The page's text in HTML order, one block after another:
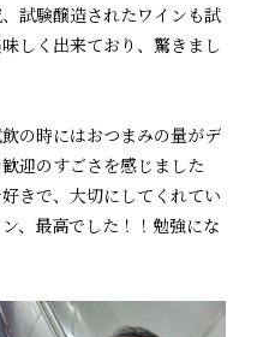
試験醸造されたワインも試
しく出来ており、驚きまし
の時にはおつまみの量がデ
迎のすごさを感じました
きで、大切にしてくれてい
、最高でした！！勉強にな